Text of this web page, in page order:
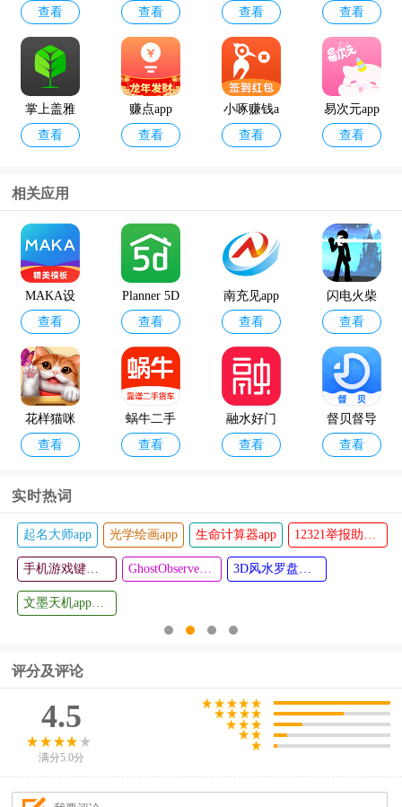
人
查看
pp
查看
语音引擎
最新版
查看
pp官方版
查看
掌上盖雅
考勤app官
查看
赚点app
查看
小啄赚钱a
pp
查看
易次元app
查看
12398能源
监管热线a
pp官方版
geektyper
模拟黑客
软件手机
版
查看
相关应用
MAKA设
计软件
查看
Planner 5D
官方中文
版
查看
南充见app
最新版本
查看
闪电火柴
人最新版
查看
花样猫咪
手游
查看
蜗牛二手
货车交易
查看
融水好门
户招聘网
查看
督贝督导
端安卓手
查看
青木mp3
编辑器手
机版
查看
艺知荐
查看
实时热词
起名大师app 光学绘画app 生命计算器app
评分及评论
4.5
满分5.0分